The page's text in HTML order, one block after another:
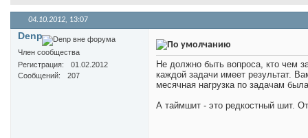
04.10.2012, 13:07
Denp
Член сообщества
Регистрация
01.02.2012
Сообщений
207
Не должно быть вопроса, кто чем
каждой задачи имеет результат.
месячная нагрузка по задачам
А таймшит - это редкостный шит.